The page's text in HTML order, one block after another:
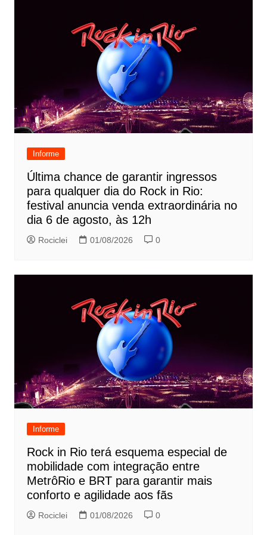
Informe
Última chance de garantir ingressos
para qualquer dia do Rock in Rio:
festival anuncia venda extraordinária no
dia 6 de agosto, às 12h
Rociclei 01/08/2026 0
Informe
Rock in Rio terá esquema especial de
mobilidade com integração entre
MetrôRio e BRT para garantir mais
conforto e agilidade aos fãs
Rociclei 01/08/2026 0